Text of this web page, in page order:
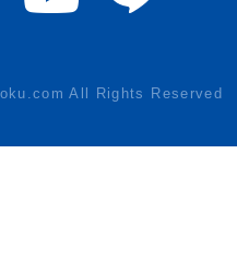
All Rights Reserved